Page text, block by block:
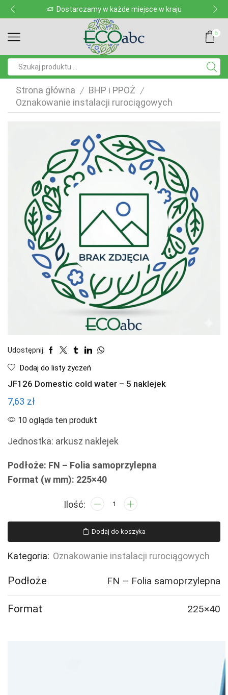
Dostarczamy w każde miejsce w kraju
0
Strona główna / BHP i PPOŻ /
Oznakowanie instalacji rurociągowych
Udostępnij:
Dodaj do listy życzeń
JF126 Domestic cold water – 5 naklejek
7,63 zł
10 ogląda ten produkt
Jednostka: arkusz naklejek
Podłoże: FN – Folia samoprzylepna
Format (w mm): 225×40
ilość
Domestic
cold
water
Dodaj do koszyka
Kategoria: Oznakowanie instalacji rurociągowych
Podłoże FN – Folia samoprzylepna
Format 225×40